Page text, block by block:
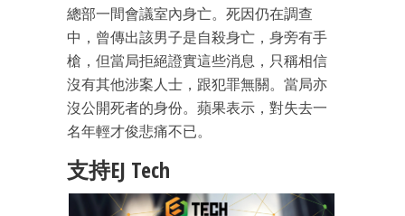
總部一間會議室內身亡。死因仍在調查
中，曾傳出該男子是自殺身亡，身旁有手
槍，但當局拒絕證實這些消息，只稱相信
沒有其他涉案人士，跟犯罪無關。當局亦
沒公開死者的身份。蘋果表示，對失去一
名年輕才俊悲痛不已。
支持EJ Tech